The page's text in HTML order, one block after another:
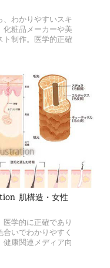
、わかりやすいスキ
化粧品メーカーや美
ト制作。医学的正確
肌構造・女性
学的に正確であり
いでわかりやすく
康関連メディア向